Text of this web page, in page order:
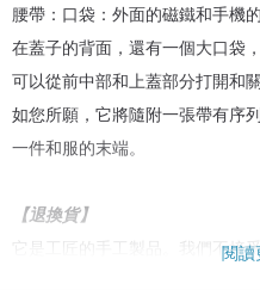
腰帶：口袋：外面的磁鐵和手機
在蓋子的背面，還有一個大口袋
可以從前中部和上蓋部分打開和關
如您所願，它將隨附一張帶有序
一件和服的末端。
【退換貨】
它是工匠的手工製品。我們不接
閱讀